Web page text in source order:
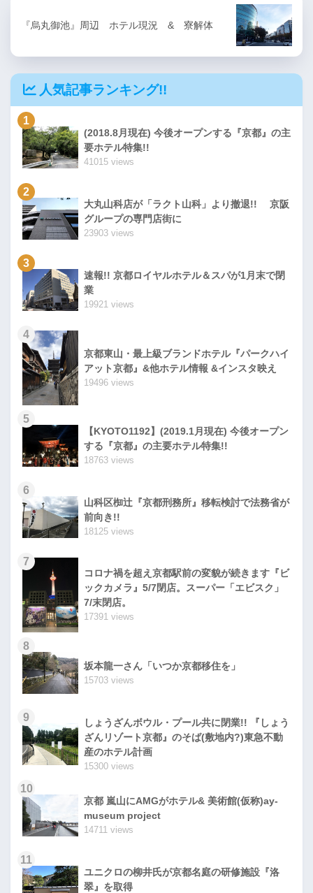
『烏丸御池』周辺 ホテル現況 & 寮解体
人気記事ランキング!!
1
(2018.8月現在) 今後オープンする『京都』の主
要ホテル特集!!
41015 views
2
大丸山科店が「ラクト山科」より撤退!! 京阪
グループの専門店街に
23903 views
3
速報!! 京都ロイヤルホテル＆スパが1月末で閉
業
19921 views
4
京都東山・最上級ブランドホテル『パークハイ
アット京都』&他ホテル情報 &インスタ映え
19496 views
5
【KYOTO1192】(2019.1月現在) 今後オープン
する『京都』の主要ホテル特集!!
18763 views
6
山科区椥辻『京都刑務所』移転検討で法務省が
前向き!!
18125 views
7
コロナ禍を超え京都駅前の変貌が続きます『ビ
ックカメラ』5/7閉店。スーパー「エビスク」
7/末閉店。
17391 views
8
坂本龍一さん「いつか京都移住を」
15703 views
9
しょうざんボウル・プール共に閉業!! 『しょう
ざんリゾート京都』のそば(敷地内?)東急不動
産のホテル計画
15300 views
10
京都 嵐山にAMGがホテル& 美術館(仮称)ay-
museum project
14711 views
11
ユニクロの柳井氏が京都名庭の研修施設『洛
翠』を取得